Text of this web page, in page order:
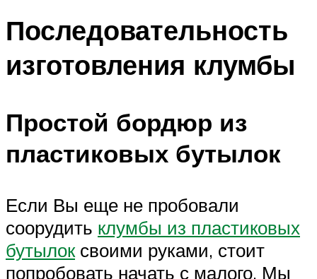
Последовательность
изготовления клумбы
Простой бордюр из
пластиковых бутылок
Если Вы еще не пробовали
соорудить клумбы из пластиковых
бутылоксвоими руками, стоит
попробовать начать с малого. Мы